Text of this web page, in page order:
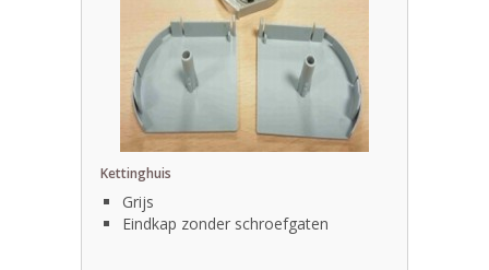
Kettinghuis
Grijs
Eindkap zonder schroefgaten